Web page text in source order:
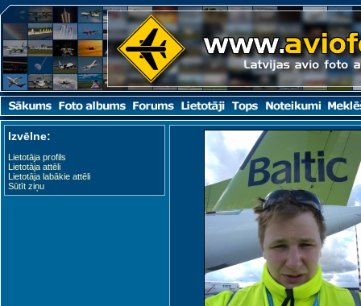
Izvēlne:
Lietotāja profils
Lietotāja attēli
Lietotāja labākie attēli
Sūtīt ziņu